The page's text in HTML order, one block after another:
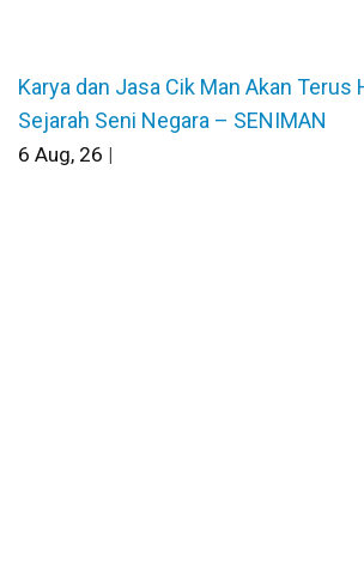
Karya dan Jasa Cik Man Akan Terus
Sejarah Seni Negara – SENIMAN
6 Aug, 26 |